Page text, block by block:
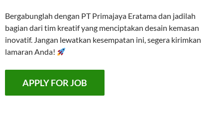
Bergabunglah dengan PT Primajaya Eratama dan jadilah
bagian dari tim kreatif yang menciptakan desain kemasan
inovatif. Jangan lewatkan kesempatan ini, segera kirimkan
lamaran Anda!